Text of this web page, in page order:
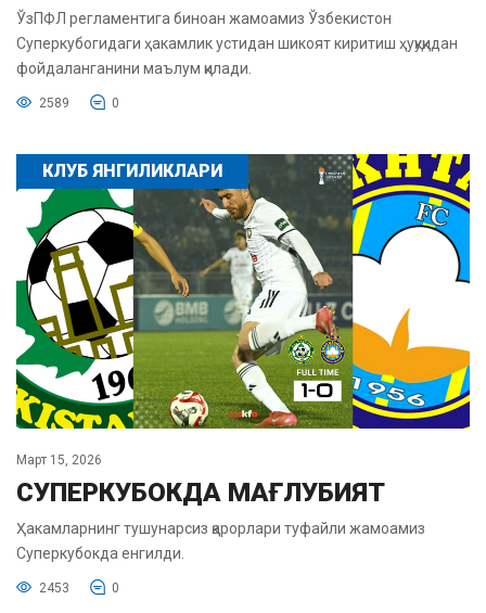
ЎзПФЛ регламентига биноан жамоамиз Ўзбекистон
Суперкубогидаги ҳакамлик устидан шикоят киритиш ҳуқуқидан
фойдаланганини маълум қилади.
2589 0
КЛУБ ЯНГИЛИКЛАРИ
Март 15, 2026
СУПЕРКУБОКДА МАҒЛУБИЯТ
Ҳакамларнинг тушунарсиз қарорлари туфайли жамоамиз
Суперкубокда енгилди.
2453 0